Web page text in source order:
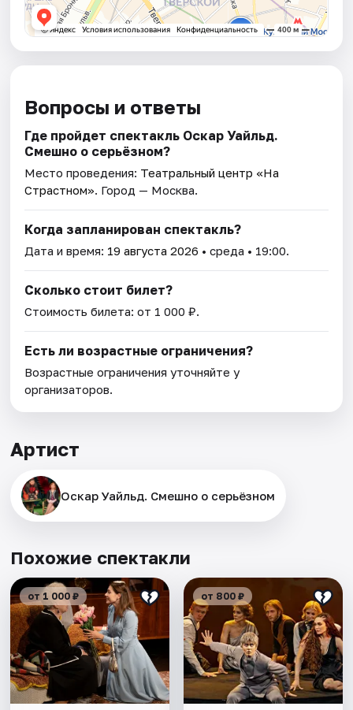
Вопросы и ответы
Где пройдет спектакль Оскар Уайльд.
Смешно о серьёзном?
Место проведения: Театральный центр «На
Страстном». Город — Москва.
Когда запланирован спектакль?
Дата и время: 19 августа 2026 • среда • 19:00.
Сколько стоит билет?
Стоимость билета: от 1 000 ₽.
Есть ли возрастные ограничения?
Возрастные ограничения уточняйте у
организаторов.
Артист
Оскар Уайльд. Смешно о серьёзном
Похожие спектакли
от 1 000 ₽ от 800 ₽